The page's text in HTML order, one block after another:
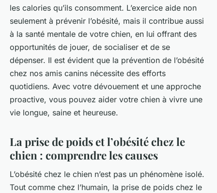
les calories qu’ils consomment. L’exercice aide non
seulement à prévenir l’obésité, mais il contribue aussi
à la santé mentale de votre chien, en lui offrant des
opportunités de jouer, de socialiser et de se
dépenser. Il est évident que la prévention de l’obésité
chez nos amis canins nécessite des efforts
quotidiens. Avec votre dévouement et une approche
proactive, vous pouvez aider votre chien à vivre une
vie longue, saine et heureuse.
La prise de poids et l’obésité chez le
chien : comprendre les causes
L’obésité chez le chien n’est pas un phénomène isolé.
Tout comme chez l’humain, la prise de poids chez le